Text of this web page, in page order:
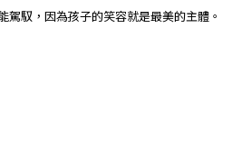
駕馭，因為孩子的笑容就是最美的主體。